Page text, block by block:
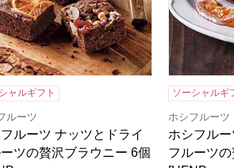
ャルギフト
ルーツ
ルーツ ナッツとドライ
ツの贅沢ブラウニー 6個
ソーシャルギ
ホシフルーツ
ホシフル
フルーツ